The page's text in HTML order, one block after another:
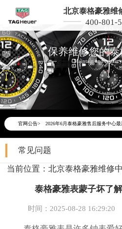
北京泰格豪雅维
400-801-
保养维修您的
Maintain and repair
官网公告>
2026年6月泰格豪雅北京市售后服
2026年6月北京市泰格豪雅官方售
2026年6月泰格豪雅售后服务中心最
节假日正常营业！
常见问题
当前位置： 北京泰格豪雅维修
泰格豪雅表蒙子坏了
时间：2025-08-28 16:29:20